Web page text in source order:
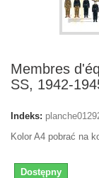
Membres
SS, 1942-
Indeks:
Kolor A4 pobrać na
Dostępny